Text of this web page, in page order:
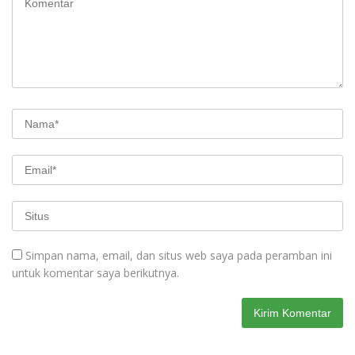
Simpan nama, email, dan situs web saya pada peramban ini
untuk komentar saya berikutnya.